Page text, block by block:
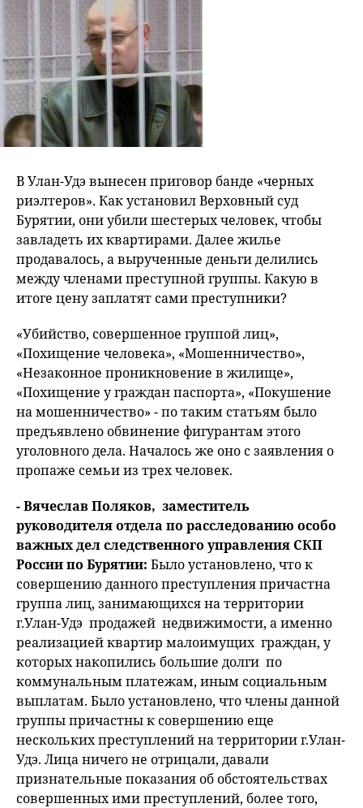
В Улан-Удэ вынесен приговор банде «черных
риэлтеров». Как установил Верховный суд
Бурятии, они убили шестерых человек, чтобы
завладеть их квартирами. Далее жилье
продавалось, а вырученные деньги делились
между членами преступной группы. Какую в
итоге цену заплатят сами преступники?
«Убийство, совершенное группой лиц»,
«Похищение человека», «Мошенничество»,
«Незаконное проникновение в жилище»,
«Похищение у граждан паспорта», «Покушение
на мошенничество» - по таким статьям было
предъявлено обвинение фигурантам этого
уголовного дела. Началось же оно с заявления о
пропаже семьи из трех человек.
- Вячеслав Поляков, заместитель
руководителя отдела по расследованию особо
важных дел следственного управления СКП
России по Бурятии: Было установлено, что к
совершению данного преступления причастна
группа лиц, занимающихся на территории
г.Улан-Удэ продажей недвижимости, а именно
реализацией квартир малоимущих граждан, у
которых накопились большие долги по
коммунальным платежам, иным социальным
выплатам. Было установлено, что члены данной
группы причастны к совершению еще
нескольких преступлений на территории г.Улан-
Удэ. Лица ничего не отрицали, давали
признательные показания об обстоятельствах
совершенных ими преступлений, более того,